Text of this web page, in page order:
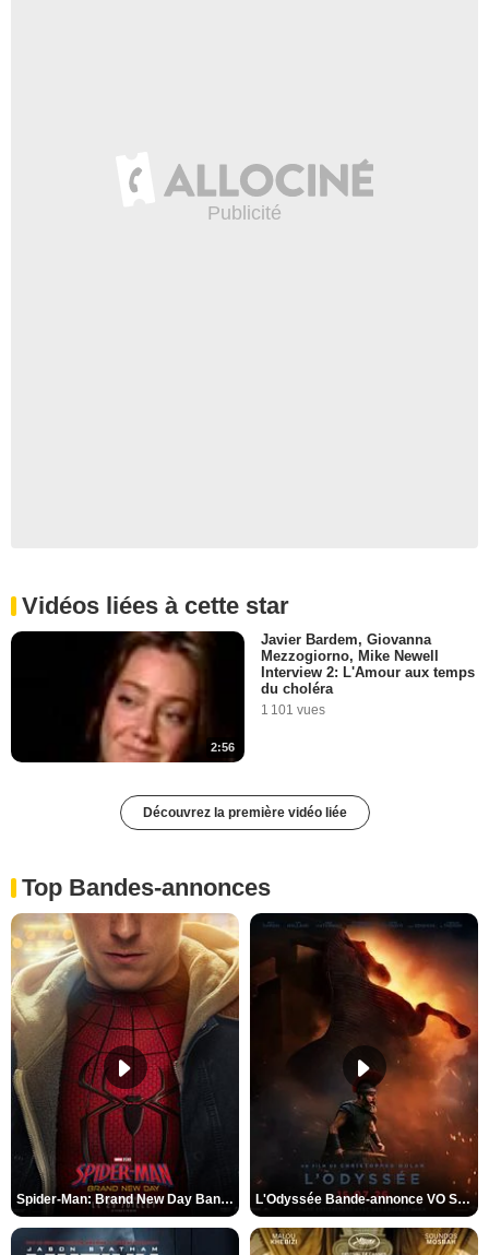
Vidéos liées à cette star
2:56
Javier Bardem, Giovanna
Mezzogiorno, Mike Newell
Interview 2: L'Amour aux temps
du choléra
1 101 vues
Découvrez la première vidéo liée
Top Bandes-annonces
Spider-Man: Brand New Day Bande-annonce VO STFR L'Odyssée Bande-annonce VO STFR